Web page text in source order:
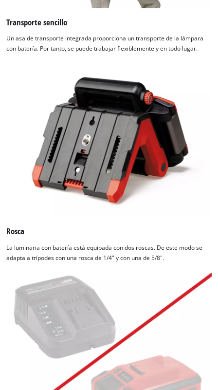
Transporte sencillo
Un asa de transporte integrada proporciona un transporte de la lámpara
con batería. Por tanto, se puede trabajar flexiblemente y en todo lugar.
Rosca
La luminaria con batería está equipada con dos roscas. De este modo se
adapta a trípodes con una rosca de 1/4" y con una de 5/8".